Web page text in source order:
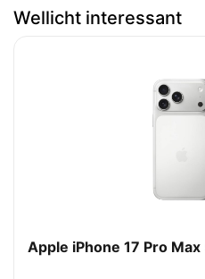
Wellicht interessant
Apple iPhone 17 Pro Max